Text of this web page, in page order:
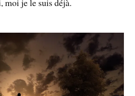
moi je le suis déjà.